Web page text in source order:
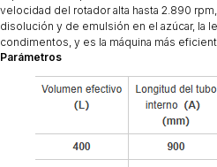
velocidad del rotador alta hasta 2.890
disolución y de emulsión en el azúcar, la
condimentos, y es la máquina más
Parámetros